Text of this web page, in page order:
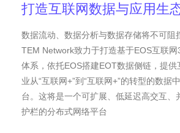
打造互联网数据与应用生
数据流动、数据分析与数据存储将不可阻
TEM Network致力于打造基于EOS互联
体系，依托EOS搭建EOT数据侧链，提
业从“互联网+”到“互联网+”的转型的数据
台。这将是一个可扩展、低延迟高交互、
护栏的分布式网络平台